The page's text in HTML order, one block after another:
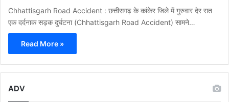
Chhattisgarh Road Accident : छत्तीसगढ़ के कांकेर जिले में गुरुवार देर रात
एक दर्दनाक सड़क दुर्घटना (Chhattisgarh Road Accident) सामने…
Read More »
ADV